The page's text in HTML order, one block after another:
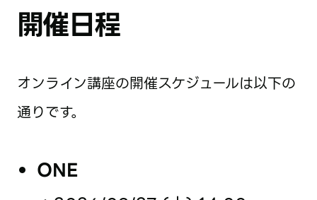
開催日程
オンライン講座の開催スケジュールは以下の
通りです。
ONE